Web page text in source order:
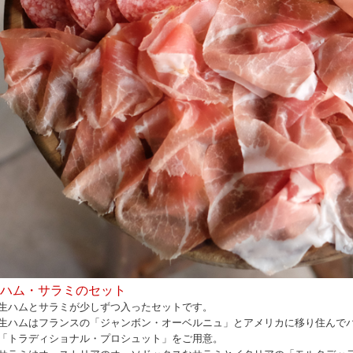
ム・サラミのセット
ムとサラミが少しずつ入ったセットです。
ムはフランスの「ジャンボン・オーベルニュ」とアメリカに移り住んで
ラディショナル・プロシュット」をご用意。